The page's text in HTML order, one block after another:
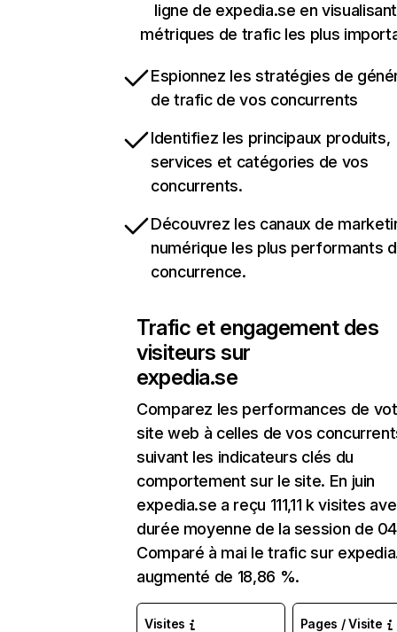
ligne de expedia.se en
métriques de trafic les plus
Espionnez les stratégies de
de trafic de vos concurrents
Identifiez les principaux produits,
services et catégories de vos
concurrents.
Découvrez les canaux de
numérique les plus performants
concurrence.
Trafic et engagement des
visiteurs sur
expedia.se
Comparez les performances de
site web à celles de vos
suivant les indicateurs clés du
comportement sur le site. En juin
expedia.se a reçu 111,11 k visites
durée moyenne de la session de
Comparé à mai le trafic sur
augmenté de 18,86 %.
Visites Pages / Visite